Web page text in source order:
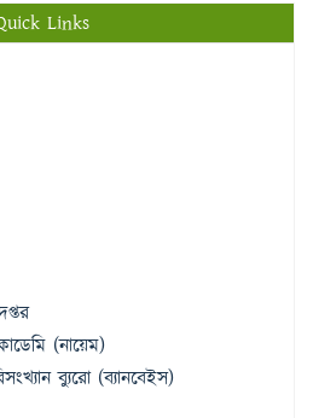
Links
(নায়েম)
ব্যুরো (ব্যানবেইস)